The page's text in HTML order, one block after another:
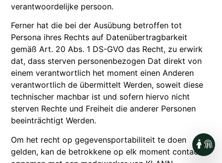
verantwoordelijke persoon.
Ferner hat die bei der Ausübung betroffen tot
Persona ihres Rechts auf Datenübertragbarkeit
gemäß Art. 20 Abs. 1 DS-GVO das Recht, zu erwirk
dat, dass sterven personenbezogen Dat direkt von
einem verantwortlich het moment einen Anderen
verantwortlich de übermittelt Werden, soweit diese
technischer machbar ist und sofern hiervo nicht
sterven Rechte und Freiheit die anderer Personen
beeinträchtigt Werden.
Om het recht op gegevensportabiliteit te doen
gelden, kan de betrokkene op elk moment contact